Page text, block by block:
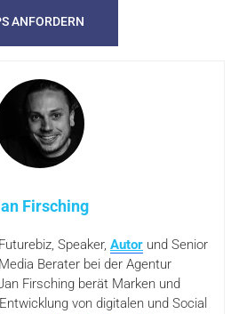
Firsching
Speaker, Autor und Senior
Berater bei der Agentur
Firsching berät Marken und
von digitalen und Social